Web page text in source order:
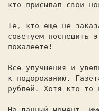
кто присылал свои
Те, кто еще не
советуем поспешить
пожалеете!
Все улучшения и
к подорожанию.
рублей. Хотя кто-то